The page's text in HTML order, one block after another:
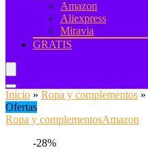
Amazon
Aliexpress
Miravia
GRATIS
Inicio » Ropa y complementos »
Ofertas
Ropa y complementosAmazon
-28%